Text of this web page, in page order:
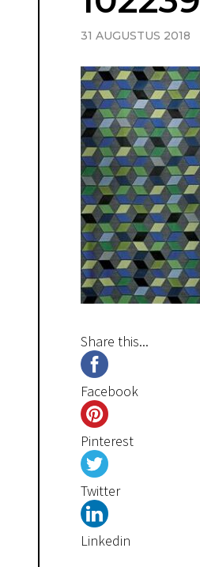
31 AUGUSTUS 2018
Share this...
Facebook
Pinterest
Twitter
Linkedin